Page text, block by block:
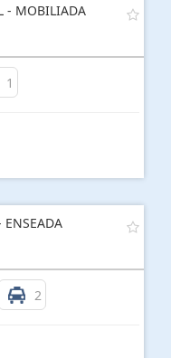
- MOBILIADA
1
ENSEADA
2